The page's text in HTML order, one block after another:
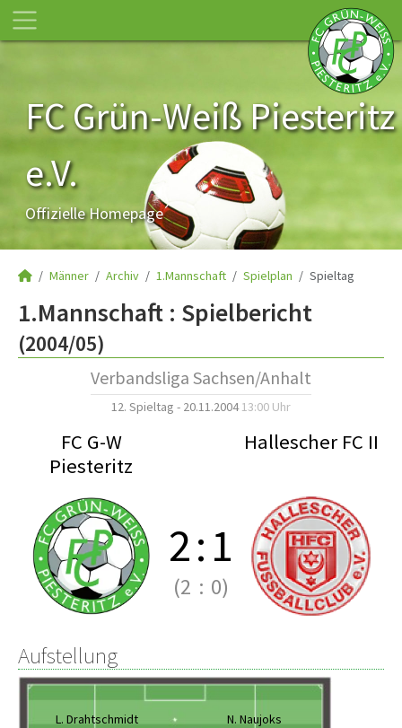
FC Grün-Weiß Piesteritz
e.V.
Offizielle Homepage
Männer Archiv 1.Mannschaft Spielplan Spieltag
1.Mannschaft : Spielbericht
(2004/05)
Verbandsliga Sachsen/Anhalt
12. Spieltag - 20.11.200413:00 Uhr
FC G-W
Piesteritz
Hallescher FC II
2:1
(2 : 0)
Aufstellung
L. Drahtschmidt N. Naujoks